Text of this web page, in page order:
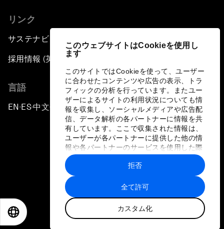
このウェブサイトはCookieを使用し
ます
このサイトではCookieを使って、ユーザー
に合わせたコンテンツや広告の表示、トラ
フィックの分析を行っています。またユー
ザーによるサイトの利用状況についても情
報を収集し、ソーシャルメディアや広告配
信、データ解析の各パートナーに情報を共
有しています。ここで収集された情報は、
ユーザーが各パートナーに提供した他の情
報や各パートナーのサービスを使用した際
に収集された情報と組み合わされ、各パー
トナーによって使用されることがありま
す。
全て許可
カスタム化
拒否
リンク
サステナビリティへの取り組み
採用情報 (英語のみ)
言語
EN ▪ES▪中文▪ 日本語
プライバシーポリシーと利用規約
サイトマップ
©
世界経済フォーラム